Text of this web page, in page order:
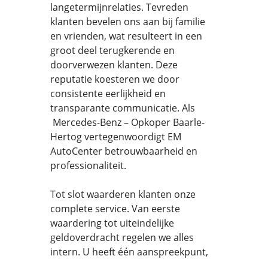
langetermijnrelaties. Tevreden
klanten bevelen ons aan bij familie
en vrienden, wat resulteert in een
groot deel terugkerende en
doorverwezen klanten. Deze
reputatie koesteren we door
consistente eerlijkheid en
transparante communicatie. Als
Mercedes-Benz – Opkoper Baarle-
Hertog vertegenwoordigt EM
AutoCenter betrouwbaarheid en
professionaliteit.
Tot slot waarderen klanten onze
complete service. Van eerste
waardering tot uiteindelijke
geldoverdracht regelen we alles
intern. U heeft één aanspreekpunt,